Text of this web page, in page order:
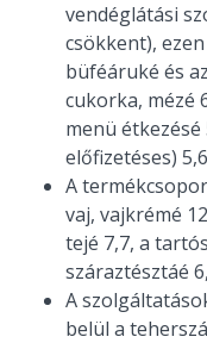
vendéglátási
csökkent),
büféáruké és
cukorka, mézé
menü
előfizetéses)
A
vaj, vajkrémé
tejé 7,7, a
száraztésztáé
A
belül a